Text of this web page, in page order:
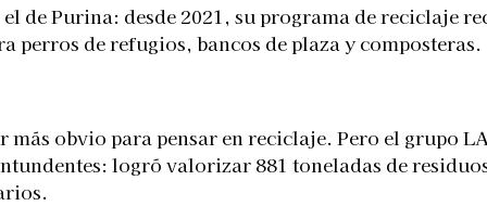
de Purina: desde 2021, su programa de reciclaje
perros de refugios, bancos de plaza y composteras.
más obvio para pensar en reciclaje. Pero el grupo
logró valorizar 881 toneladas de